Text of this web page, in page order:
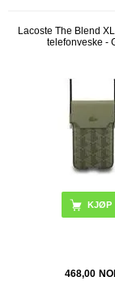
Lacoste The Blend
telefonveske -
468,00